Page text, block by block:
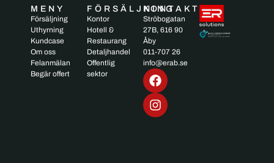
MENY
Försäljning
Uthyrning
Kundcase
Om oss
Felanmälan
Begär offert
FÖRSÄLJNING
Kontor
Hotell &
Restaurang
Detaljhandel
Offentlig
sektor
KONTAKT
Ströbogatan
27B, 616 90
Åby
011-707 26
info@erab.se